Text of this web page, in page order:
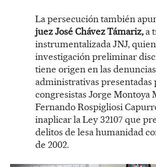
La persecución también
juez José Chávez Támariz, a
instrumentalizada JNJ,
investigación preliminar
tiene origen en las denuncias
administrativas presentadas
congresistas Jorge Montoya
Fernando Rospigliosi
inaplicar la Ley 32107 que
delitos de lesa humanidad
de 2002.